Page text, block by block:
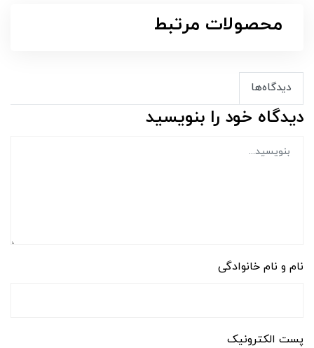
محصولات مرتبط
دیدگاه‌ها
دیدگاه خود را بنویسید
نام و نام خانوادگی
پست الکترونیک